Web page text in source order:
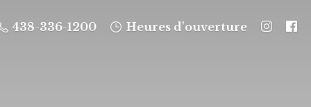
438-336-1200 Heures d'ouverture